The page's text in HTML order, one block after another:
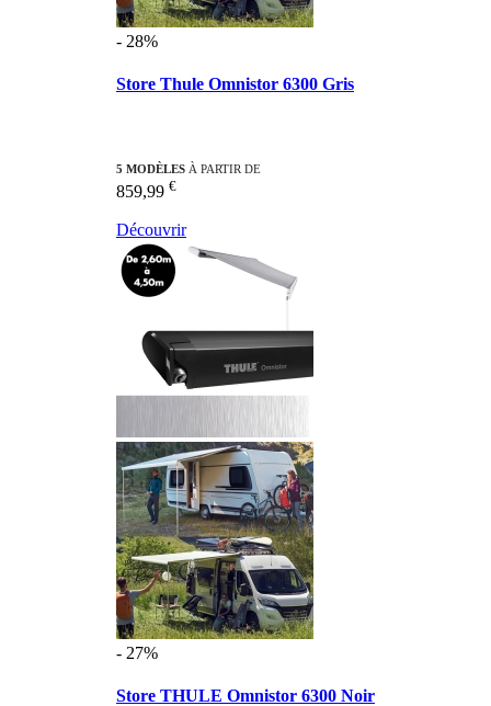
- 28%
Store Thule Omnistor 6300 Gris
5 MODÈLES À PARTIR DE
859,99 €
Découvrir
- 27%
Store THULE Omnistor 6300 Noir